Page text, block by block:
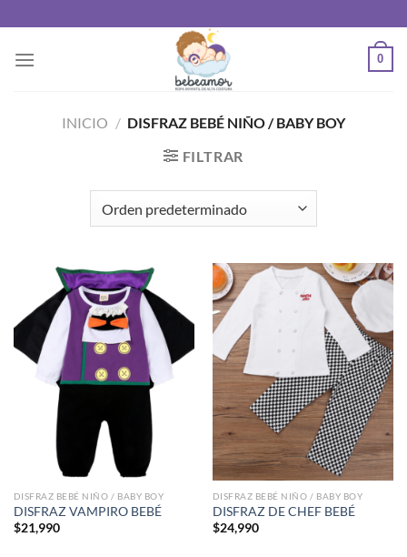
al
contenido
0
INICIO / DISFRAZ BEBÉ NIÑO / BABY BOY
FILTRAR
DISFRAZ BEBÉ NIÑO / BABY BOY
DISFRAZ VAMPIRO BEBÉ
$21,990
DISFRAZ BEBÉ NIÑO / BABY BOY
DISFRAZ DE CHEF BEBÉ
$24,990